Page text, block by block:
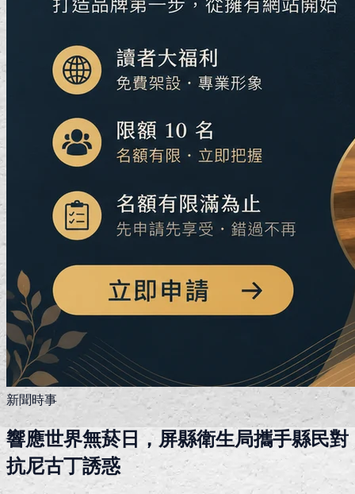
新聞時事
響應世界無菸日，屏縣衛生局攜手縣民對
抗尼古丁誘惑